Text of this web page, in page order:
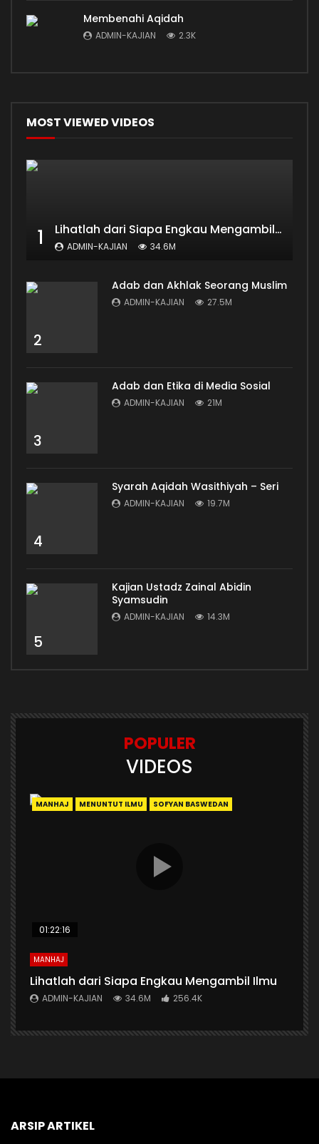
Membenahi Aqidah
ADMIN-KAJIAN 2.3K
MOST VIEWED VIDEOS
1 Lihatlah dari Siapa Engkau Mengambil Ilmu
ADMIN-KAJIAN 34.6M
2
Adab dan Akhlak Seorang Muslim
ADMIN-KAJIAN 27.5M
3
Adab dan Etika di Media Sosial
ADMIN-KAJIAN 21M
4
Syarah Aqidah Wasithiyah – Seri
ADMIN-KAJIAN 19.7M
5
Kajian Ustadz Zainal Abidin
Syamsudin
ADMIN-KAJIAN 14.3M
POPULER
VIDEOS
MANHAJ MENUNTUT ILMU SOFYAN BASWEDAN
01:22:16
MANHAJ
Lihatlah dari Siapa Engkau Mengambil Ilmu
ADMIN-KAJIAN 34.6M 256.4K
ARSIP ARTIKEL